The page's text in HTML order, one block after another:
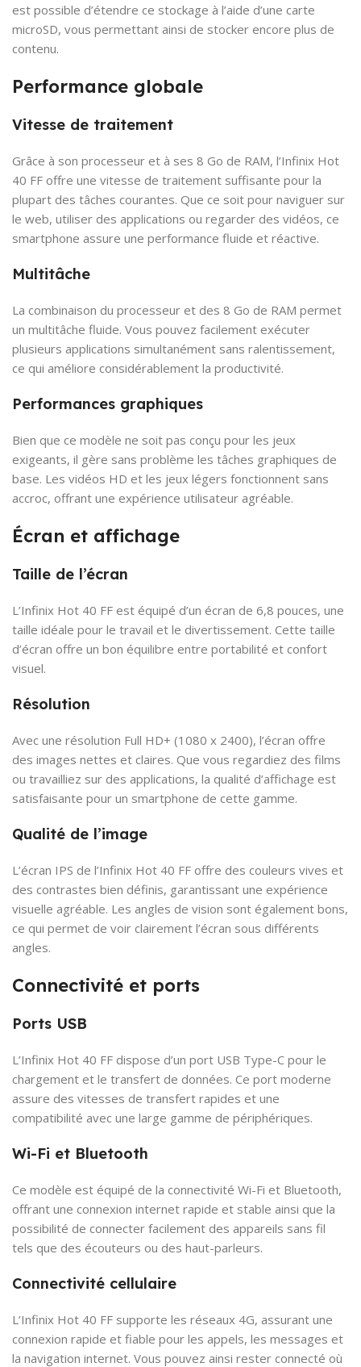
est possible d’étendre ce stockage à l’aide d’une carte
microSD, vous permettant ainsi de stocker encore plus de
contenu.
Performance globale
Vitesse de traitement
Grâce à son processeur et à ses 8 Go de RAM, l’Infinix Hot
40 FF offre une vitesse de traitement suffisante pour la
plupart des tâches courantes. Que ce soit pour naviguer sur
le web, utiliser des applications ou regarder des vidéos, ce
smartphone assure une performance fluide et réactive.
Multitâche
La combinaison du processeur et des 8 Go de RAM permet
un multitâche fluide. Vous pouvez facilement exécuter
plusieurs applications simultanément sans ralentissement,
ce qui améliore considérablement la productivité.
Performances graphiques
Bien que ce modèle ne soit pas conçu pour les jeux
exigeants, il gère sans problème les tâches graphiques de
base. Les vidéos HD et les jeux légers fonctionnent sans
accroc, offrant une expérience utilisateur agréable.
Écran et affichage
Taille de l’écran
L’Infinix Hot 40 FF est équipé d’un écran de 6,8 pouces, une
taille idéale pour le travail et le divertissement. Cette taille
d’écran offre un bon équilibre entre portabilité et confort
visuel.
Résolution
Avec une résolution Full HD+ (1080 x 2400), l’écran offre
des images nettes et claires. Que vous regardiez des films
ou travailliez sur des applications, la qualité d’affichage est
satisfaisante pour un smartphone de cette gamme.
Qualité de l’image
L’écran IPS de l’Infinix Hot 40 FF offre des couleurs vives et
des contrastes bien définis, garantissant une expérience
visuelle agréable. Les angles de vision sont également bons,
ce qui permet de voir clairement l’écran sous différents
angles.
Connectivité et ports
Ports USB
L’Infinix Hot 40 FF dispose d’un port USB Type-C pour le
chargement et le transfert de données. Ce port moderne
assure des vitesses de transfert rapides et une
compatibilité avec une large gamme de périphériques.
Wi-Fi et Bluetooth
Ce modèle est équipé de la connectivité Wi-Fi et Bluetooth,
offrant une connexion internet rapide et stable ainsi que la
possibilité de connecter facilement des appareils sans fil
tels que des écouteurs ou des haut-parleurs.
Connectivité cellulaire
L’Infinix Hot 40 FF supporte les réseaux 4G, assurant une
connexion rapide et fiable pour les appels, les messages et
la navigation internet. Vous pouvez ainsi rester connecté où